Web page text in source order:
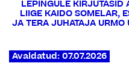
LEPINGULE KIRJUTASID
LIIGE KAIDO SOMELAR,
JA TERA JUHATAJA URMO
Avaldatud: 07.07.2026